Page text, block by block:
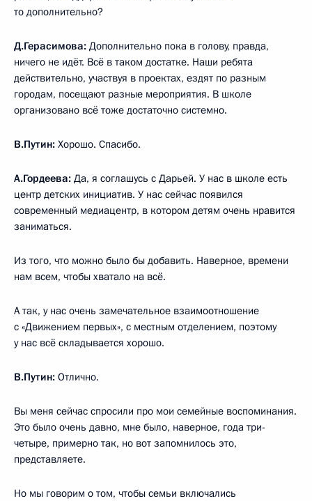
то дополнительно?
Д.Герасимова: Дополнительно пока в голову, правда,
ничего не идёт. Всё в таком достатке. Наши ребята
действительно, участвуя в проектах, ездят по разным
городам, посещают разные мероприятия. В школе
организовано всё тоже достаточно системно.
В.Путин: Хорошо. Спасибо.
А.Гордеева: Да, я соглашусь с Дарьей. У нас в школе есть
центр детских инициатив. У нас сейчас появился
современный медиацентр, в котором детям очень нравится
заниматься.
Из того, что можно было бы добавить. Наверное, времени
нам всем, чтобы хватало на всё.
А так, у нас очень замечательное взаимоотношение
с «Движением первых», с местным отделением, поэтому
у нас всё складывается хорошо.
В.Путин: Отлично.
Вы меня сейчас спросили про мои семейные воспоминания.
Это было очень давно, мне было, наверное, года три-
четыре, примерно так, но вот запомнилось это,
представляете.
Но мы говорим о том, чтобы семьи включались